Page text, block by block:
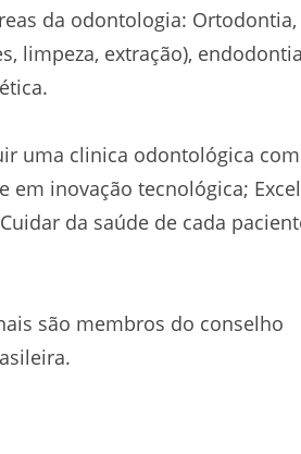
da odontologia:
limpeza, extração),
uma clinica odontológica
em inovação tecnológica;
da saúde de cada
são membros do conselho